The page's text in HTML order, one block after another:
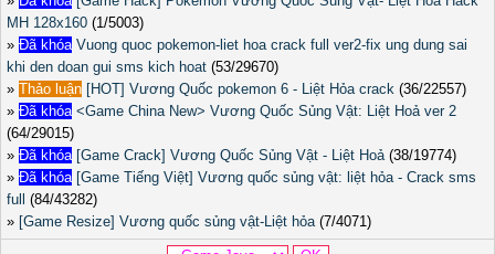
MH 128x160 (1/5003)
» Đã khóa Vuong quoc pokemon-liet hoa crack full ver2-fix ung dung sai
khi den doan gui sms kich hoat (53/29670)
» Thảo luận [HOT] Vương Quốc pokemon 6 - Liệt Hỏa crack (36/22557)
» Đã khóa <Game China New> Vương Quốc Sủng Vật: Liệt Hoả ver 2
(64/29015)
» Đã khóa [Game Crack] Vương Quốc Sủng Vật - Liệt Hoả(38/19774)
» Đã khóa [Game Tiếng Việt] Vương quốc sủng vật: liệt hỏa - Crack sms
full
(84/43282)
» [Game Resize] Vương quốc sủng vật-Liệt hỏa(7/4071)